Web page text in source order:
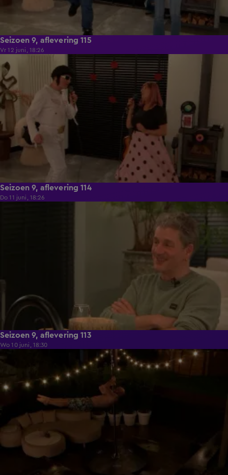
Seizoen 9, aflevering 115
Vr 12 juni, 18:26
21:50
Seizoen 9, aflevering 114
Do 11 juni, 18:26
Seizoen 9, aflevering 113
Wo 10 juni, 18:30
21:50